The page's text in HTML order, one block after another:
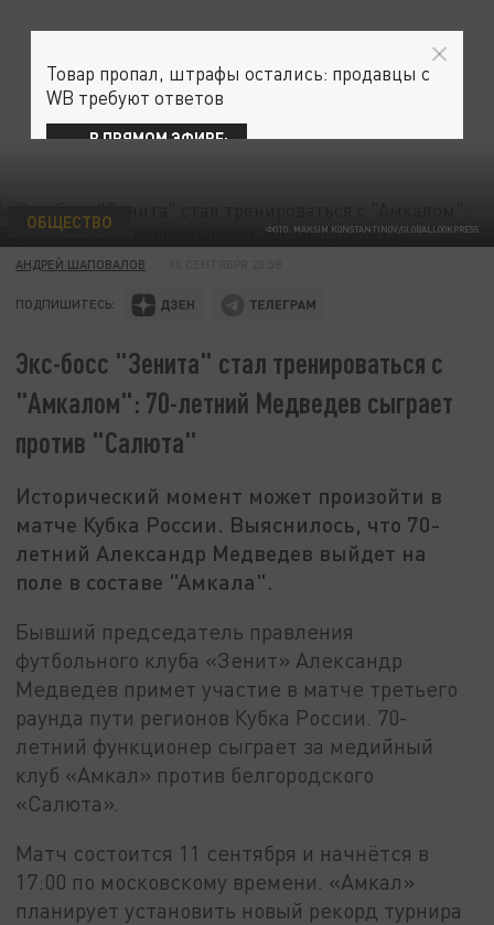
ФОТО: MAKSIM KONSTANTINOV/GLOBALLOOKPRESS
ОБЩЕСТВО
АНДРЕЙ ШАПОВАЛОВ
ПОДПИШИТЕСЬ:
Экс-босс "Зенита" стал тренироваться с
"Амкалом": 70-летний Медведев сыграет
против "Салюта"
Исторический момент может произойти в
матче Кубка России. Выяснилось, что 70-
летний Александр Медведев выйдет на
поле в составе "Амкала".
Бывший председатель правления
футбольного клуба «Зенит» Александр
Медведев примет участие в матче третьего
раунда пути регионов Кубка России. 70-
летний функционер сыграет за медийный
клуб «Амкал» против белгородского
«Салюта».
Матч состоится 11 сентября и начнётся в
17:00 по московскому времени. «Амкал»
планирует установить новый рекорд турнира
Товар пропал, штрафы остались: продавцы с
WB требуют ответов
В ПРЯМОМ ЭФИРЕ: